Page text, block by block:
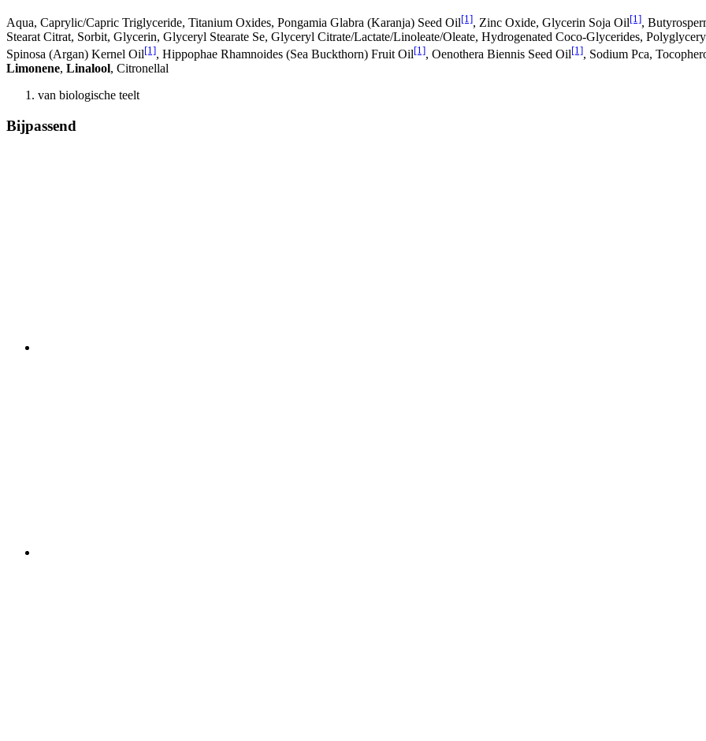
Aqua, Caprylic/Capric Triglyceride, Titanium Oxides, Pongamia Glabra (Karanja) Seed Oil[1], Zinc Oxide, Glycerin Soja Oil[1],
Stearat Citrat, Sorbit, Glycerin, Glyceryl Stearate Se, Glyceryl Citrate/Lactate/Linoleate/Oleate, Hydrogenated Coco-Glycerides,
Spinosa (Argan) Kernel Oil[1], Hippophae Rhamnoides (Sea Buckthorn) Fruit Oil[1], Oenothera Biennis Seed Oil[1], Sodium Pca,
Limonene, Linalool, Citronellal
van biologische teelt
Bijpassend